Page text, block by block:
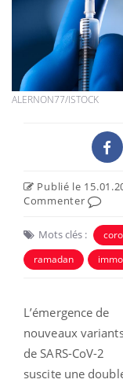
ALERNON77/ISTOCK
Publié le
Commenter
Mots clés :
ramadan
L’émergence de
nouveaux
de SARS-CoV-2
suscite une